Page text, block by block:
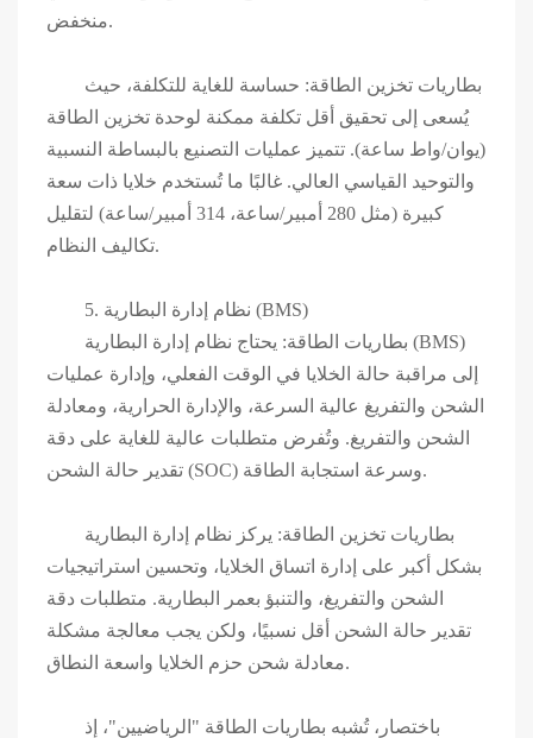
منخفض.
بطاريات تخزين الطاقة: حساسة للغاية للتكلفة، حيث
يُسعى إلى تحقيق أقل تكلفة ممكنة لوحدة تخزين الطاقة
(يوان/واط ساعة). تتميز عمليات التصنيع بالبساطة النسبية
والتوحيد القياسي العالي. غالبًا ما تُستخدم خلايا ذات سعة
كبيرة (مثل 280 أمبير/ساعة، 314 أمبير/ساعة) لتقليل
تكاليف النظام.
5. نظام إدارة البطارية (BMS)
بطاريات الطاقة: يحتاج نظام إدارة البطارية (BMS)
إلى مراقبة حالة الخلايا في الوقت الفعلي، وإدارة عمليات
الشحن والتفريغ عالية السرعة، والإدارة الحرارية، ومعادلة
الشحن والتفريغ. وتُفرض متطلبات عالية للغاية على دقة
تقدير حالة الشحن (SOC) وسرعة استجابة الطاقة.
بطاريات تخزين الطاقة: يركز نظام إدارة البطارية
بشكل أكبر على إدارة اتساق الخلايا، وتحسين استراتيجيات
الشحن والتفريغ، والتنبؤ بعمر البطارية. متطلبات دقة
تقدير حالة الشحن أقل نسبيًا، ولكن يجب معالجة مشكلة
معادلة شحن حزم الخلايا واسعة النطاق.
باختصار، تُشبه بطاريات الطاقة "الرياضيين"، إذ